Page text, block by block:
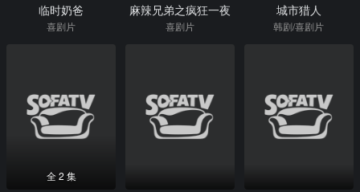
临时奶爸
喜剧片
麻辣兄弟之疯狂一夜
喜剧片
城市猎人
韩剧/喜剧片
全 2 集